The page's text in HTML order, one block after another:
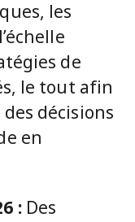
les
de
le tout afin
décisions
en
:Des